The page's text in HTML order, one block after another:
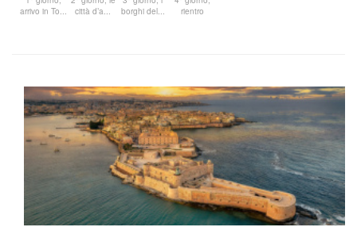
arrivo in To...
città d’a...
borghi del...
rientro